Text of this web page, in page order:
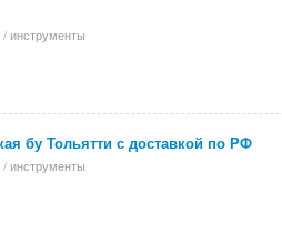
инструменты
бу Тольятти с доставкой по РФ
инструменты